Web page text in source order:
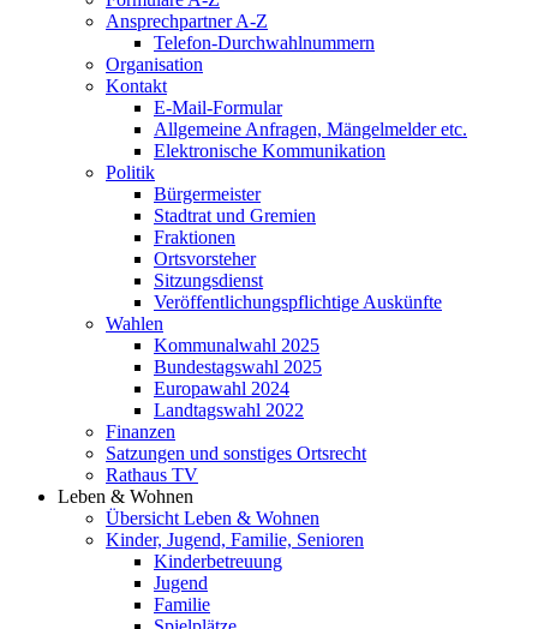
Ansprechpartner A-Z
Telefon-Durchwahlnummern
Organisation
Kontakt
E-Mail-Formular
Allgemeine Anfragen, Mängelmelder etc.
Elektronische Kommunikation
Politik
Bürgermeister
Stadtrat und Gremien
Fraktionen
Ortsvorsteher
Sitzungsdienst
Veröffentlichungspflichtige Auskünfte
Wahlen
Kommunalwahl 2025
Bundestagswahl 2025
Europawahl 2024
Landtagswahl 2022
Finanzen
Satzungen und sonstiges Ortsrecht
Rathaus TV
Leben & Wohnen
Übersicht Leben & Wohnen
Kinder, Jugend, Familie, Senioren
Kinderbetreuung
Jugend
Familie